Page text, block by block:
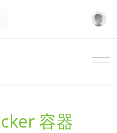
容器